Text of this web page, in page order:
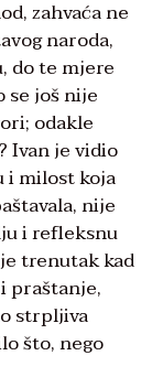
zahvaća ne
naroda,
do te mjere
se još nije
odakle
Ivan je vidio
i milost koja
nije
i refleksnu
trenutak kad
praštanje,
strpljiva
što, nego